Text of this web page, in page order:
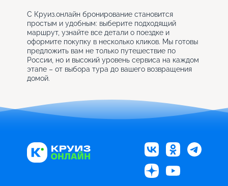
С Круиз.онлайн бронирование становится
простым и удобным: выберите подходящий
маршрут, узнайте все детали о поездке и
оформите покупку в несколько кликов. Мы готовы
предложить вам не только путешествие по
России, но и высокий уровень сервиса на каждом
этапе – от выбора тура до вашего возвращения
домой.